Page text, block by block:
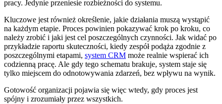
pracy. Jedynie przeniesie rozbieżności do systemu.
Kluczowe jest również określenie, jakie działania muszą wystąpić
na każdym etapie. Proces powinien pokazywać krok po kroku, co
należy zrobić i jaki jest cel poszczególnych czynności. Jak widać po
przykładzie raportu skuteczności, kiedy zespół podąża zgodnie z
poszczególnymi etapami, system CRM może realnie wspierać ich
codzienną pracę. Ale gdy tego schematu brakuje, system staje się
tylko miejscem do odnotowywania zdarzeń, bez wpływu na wynik.
Gotowość organizacji pojawia się więc wtedy, gdy proces jest
spójny i zrozumiały przez wszystkich.